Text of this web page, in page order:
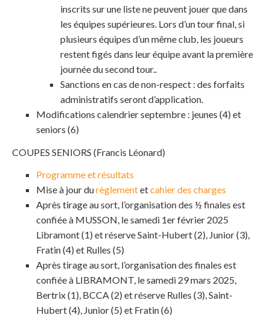
inscrits sur une liste ne peuvent jouer que dans
les équipes supérieures. Lors d’un tour final, si
plusieurs équipes d’un même club, les joueurs
restent figés dans leur équipe avant la première
journée du second tour..
Sanctions en cas de non-respect : des forfaits
administratifs seront d’application.
Modifications calendrier septembre : jeunes (4) et
seniors (6)
COUPES SENIORS (Francis Léonard)
Programme et résultats
Mise à jour durèglementetcahier des charges
Après tirage au sort, l’organisation des ½ finales est
confiée à MUSSON, le samedi 1er février 2025
Libramont (1) et réserve Saint-Hubert (2), Junior (3),
Fratin (4) et Rulles (5)
Après tirage au sort, l’organisation des finales est
confiée à LIBRAMONT, le samedi 29 mars 2025,
Bertrix (1), BCCA (2) et réserve Rulles (3), Saint-
Hubert (4), Junior (5) et Fratin (6)